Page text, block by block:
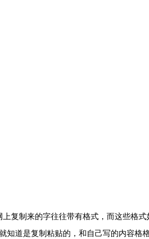
复制来的字往往带有格式，而这些格式
知道是复制粘贴的，和自己写的内容格